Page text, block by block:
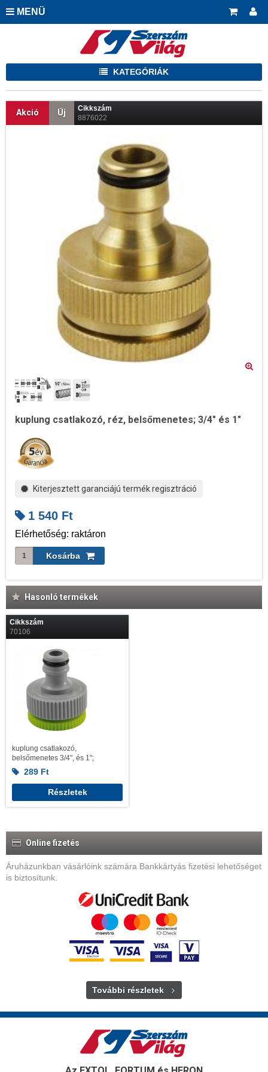
MENÜ
KATEGÓRIÁK
Akció Új
Cikkszám
8876022
kuplung csatlakozó, réz, belsőmenetes; 3/4" és 1"
Kiterjesztett garanciájú termék regisztráció
1 540 Ft
Elérhetőség: raktáron
Hasonló termékek
Cikkszám
70106
kuplung csatlakozó,
belsőmenetes 3/4", és 1";
289 Ft
Részletek
Online fizetés
Áruházunkban vásárlóink számára Bankkártyás fizetési lehetőséget
is biztosítunk.
További részletek